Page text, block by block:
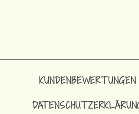
KUNDENBEWERTUNGEN